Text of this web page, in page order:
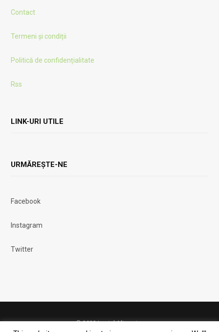
Contact
Termeni și condiții
Politică de confidențialitate
Rss
LINK-URI UTILE
URMĂREȘTE-NE
Facebook
Instagram
Twitter
© 2023 Lanțul Alimentar